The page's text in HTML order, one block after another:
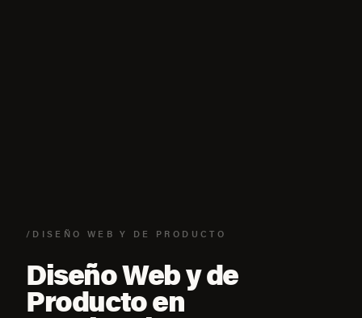
/DISEÑO WEB Y DE PRODUCTO
Diseño Web y de
Producto en